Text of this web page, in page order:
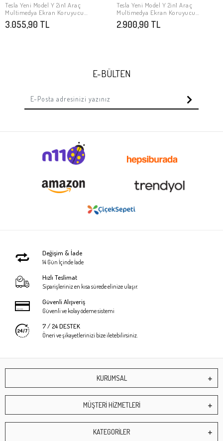
SEPETE EKLE
Tesla Yeni Model Y 2in1 Araç
Multimedya Ekran Koruyucu
Uygulama Aparatlı Zore Premium
Mat Temperli Cam Ekran Koruyucu
3.055,90 TL
SEPETE EKLE
Tesla Yeni Model Y 2in1 Araç
Multimedya Ekran Koruyucu
Uygulama Aparatlı Zore Premium
Temperli Cam Ekran Koruyucu
2.900,90 TL
E-BÜLTEN
Değişim & İade
14 Gün İçinde İade
Hızlı Teslimat
Siparişleriniz en kısa sürede elinize ulaşır.
Güvenli Alışveriş
Güvenli ve kolay ödeme sistemi
7 / 24 DESTEK
Öneri ve şikayetlerinizi bize iletebilirsiniz.
KURUMSAL
MÜŞTERİ HİZMETLERİ
KATEGORİLER